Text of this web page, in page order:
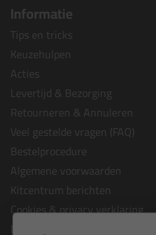
Informatie
Tips en tricks
Keuzehulpen
Acties
Levertijd & Bezorging
Retourneren & Annuleren
Veel gestelde vragen (FAQ)
Bestelprocedure
Algemene voorwaarden
Kitcentrum berichten
Cookies & privacy verklaring
Disclaimer